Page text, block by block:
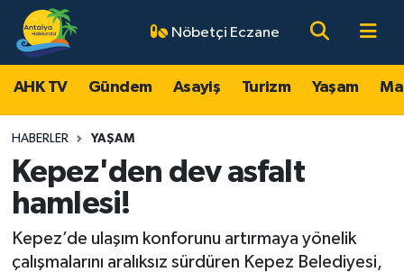
Nöbetçi Eczane
AHK TV Gündem Asayiş Turizm Yaşam
HABERLER YAŞAM
Kepez'den dev asfalt
hamlesi!
Kepez’de ulaşım konforunu artırmaya yönelik
çalışmalarını aralıksız sürdüren Kepez Belediyesi,
AHK TV
Gündem
Turizm
Yaşam
Antalya Nöbetçi Eczaneler
Antalya Hava Durumu
Antalya Namaz Vakitleri
Antalya Trafik Yoğunluk Haritası
Süper Lig Puan Durumu ve Fikstür